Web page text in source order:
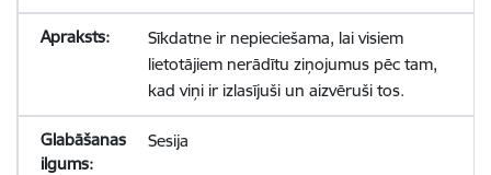
Sīkdatne ir nepieciešama, lai visiem
lietotājiem nerādītu ziņojumus pēc tam,
kad viņi ir izlasījuši un aizvēruši tos.
Sesija